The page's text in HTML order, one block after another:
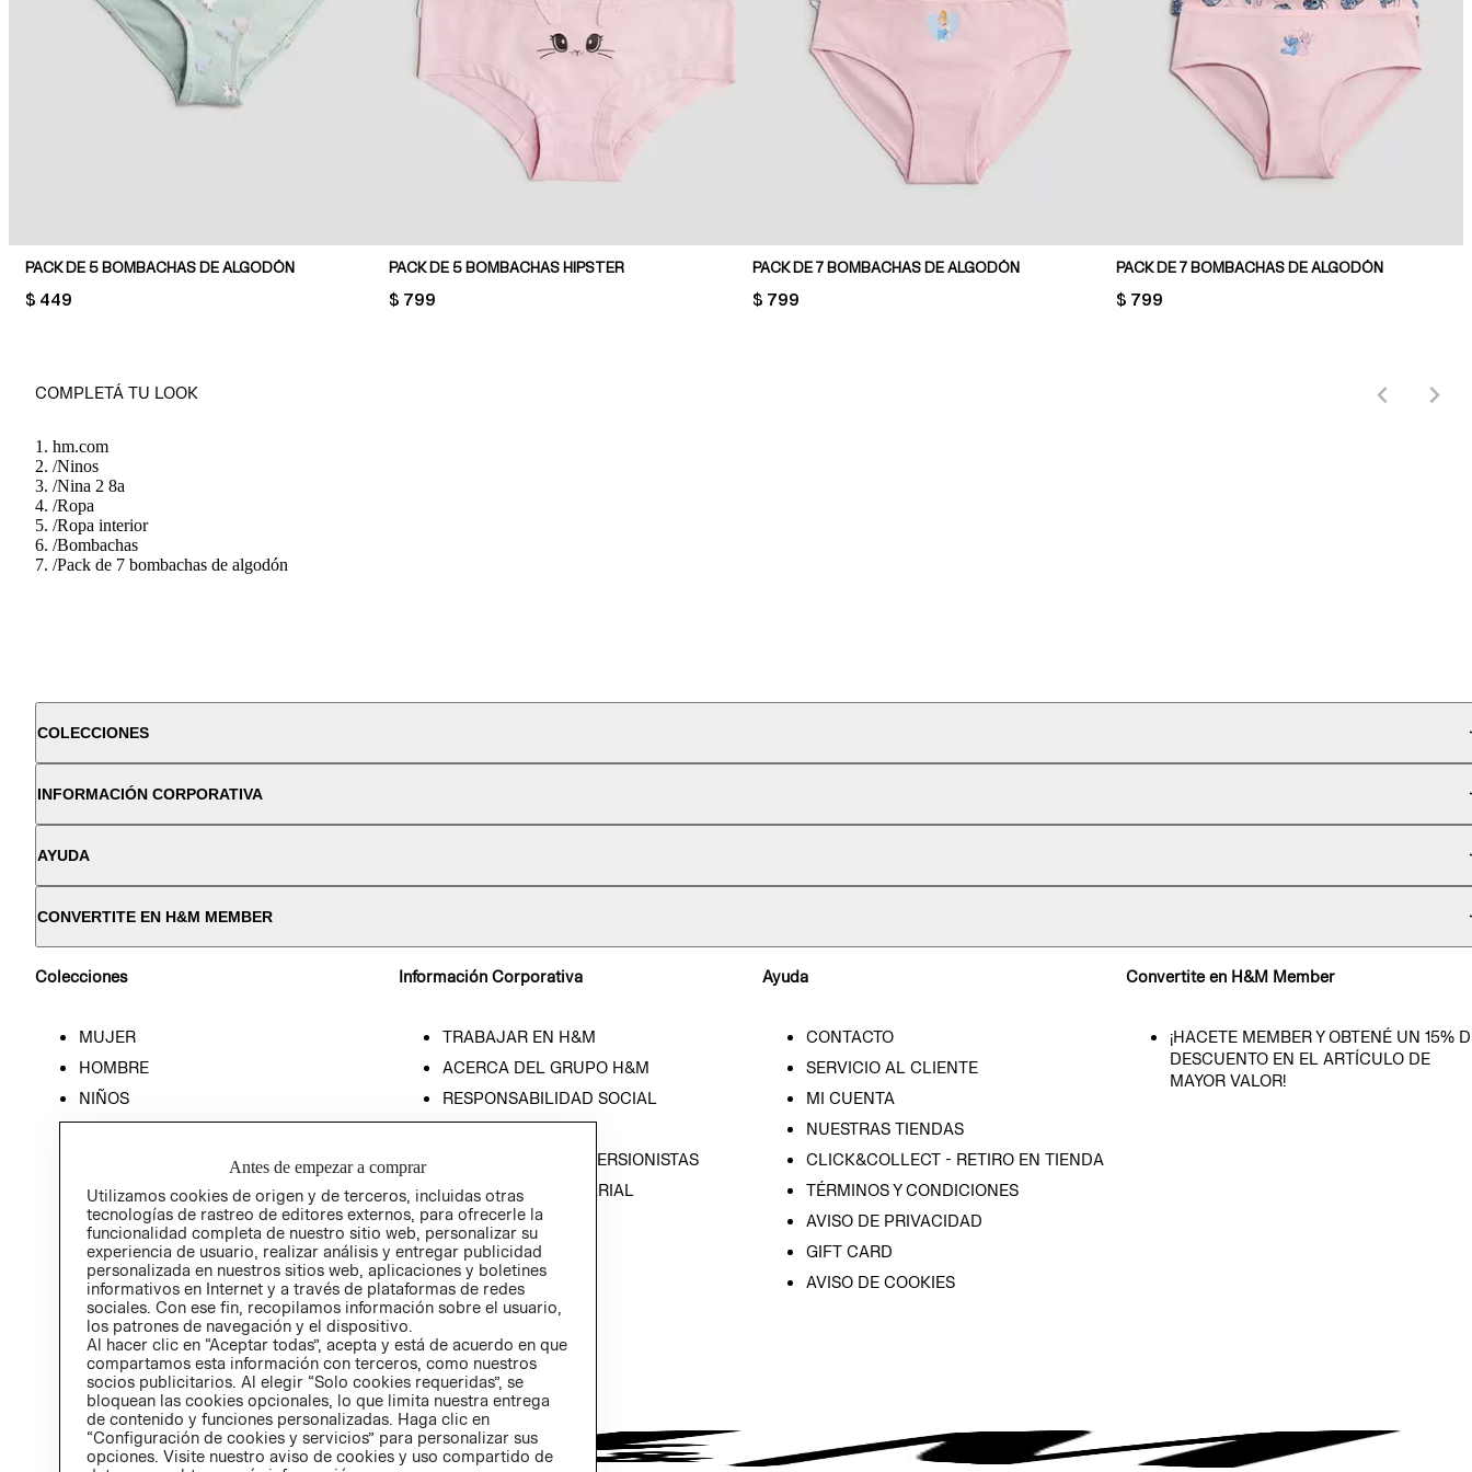
PACK DE 5 BOMBACHAS DE ALGODÓN
PRICE:
$ 449
PACK DE 5 BOMBACHAS HIPSTER
PRICE:
$ 799
PACK DE 7 BOMBACHAS DE ALGODÓN
PRICE:
$ 799
PACK DE 7 BOMBACHAS DE ALGODÓN
PRICE:
$ 799
COMPLETÁ TU LOOK
hm.com
/Ninos
/Nina 2 8a
/Ropa
/Ropa interior
/Bombachas
/Pack de 7 bombachas de algodón
COLECCIONES
INFORMACIÓN CORPORATIVA
AYUDA
CONVERTITE EN H&M MEMBER
Colecciones
MUJER
HOMBRE
NIÑOS
HOME
Información Corporativa
TRABAJAR EN H&M
ACERCA DEL GRUPO H&M
RESPONSABILIDAD SOCIAL
PRENSA
RELACIÓN CON INVERSIONISTAS
POLÍTICA EMPRESARIAL
Ayuda
CONTACTO
SERVICIO AL CLIENTE
MI CUENTA
NUESTRAS TIENDAS
CLICK&COLLECT - RETIRO EN TIENDA
TÉRMINOS Y CONDICIONES
AVISO DE PRIVACIDAD
GIFT CARD
AVISO DE COOKIES
Convertite en H&M Member
¡HACETE MEMBER Y OBTENÉ UN 15%
DESCUENTO EN EL ARTÍCULO DE
MAYOR VALOR!
Antes de empezar a comprar
Utilizamos cookies de origen y de terceros, incluidas otras
tecnologías de rastreo de editores externos, para ofrecerle la
funcionalidad completa de nuestro sitio web, personalizar su
experiencia de usuario, realizar análisis y entregar publicidad
personalizada en nuestros sitios web, aplicaciones y boletines
informativos en Internet y a través de plataformas de redes
sociales. Con ese fin, recopilamos información sobre el usuario,
los patrones de navegación y el dispositivo.
Al hacer clic en “Aceptar todas”, acepta y está de acuerdo en que
compartamos esta información con terceros, como nuestros
socios publicitarios. Al elegir “Solo cookies requeridas”, se
bloquean las cookies opcionales, lo que limita nuestra entrega
de contenido y funciones personalizadas. Haga clic en
“Configuración de cookies y servicios” para personalizar sus
opciones. Visite nuestro aviso de cookies y uso compartido de